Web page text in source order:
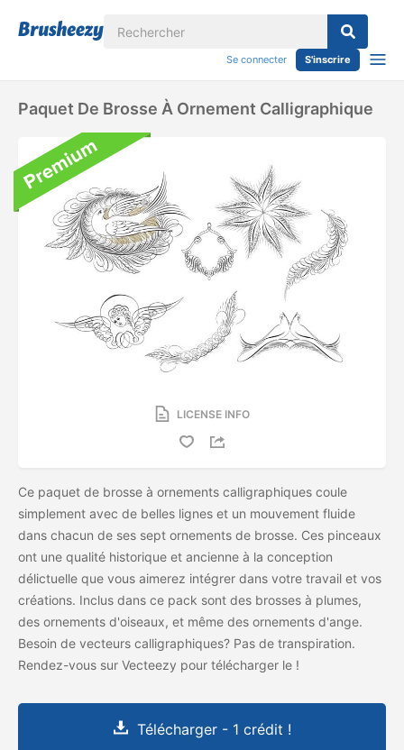
Se connecter S'inscrire
Paquet De Brosse À Ornement Calligraphique
LICENSE INFO
Ce paquet de brosse à ornements calligraphiques coule
simplement avec de belles lignes et un mouvement fluide
dans chacun de ses sept ornements de brosse. Ces pinceaux
ont une qualité historique et ancienne à la conception
délictuelle que vous aimerez intégrer dans votre travail et vos
créations. Inclus dans ce pack sont des brosses à plumes,
des ornements d'oiseaux, et même des ornements d'ange.
Besoin de vecteurs calligraphiques? Pas de transpiration.
Rendez-vous sur Vecteezy pour télécharger le !
Télécharger - 1 crédit !